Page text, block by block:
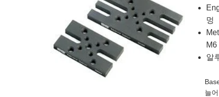
멍
M6
알
늘